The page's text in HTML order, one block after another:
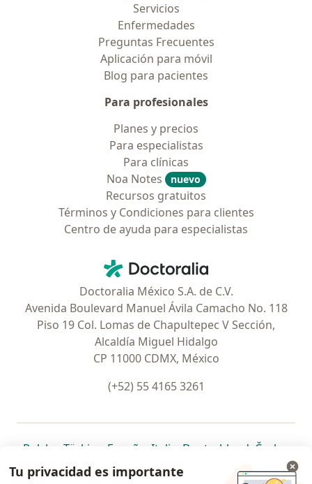
Servicios
Enfermedades
Preguntas Frecuentes
Aplicación para móvil
Blog para pacientes
Para profesionales
Planes y precios
Para especialistas
Para clínicas
Noa Notes
nuevo
Recursos gratuitos
Términos y Condiciones para clientes
Centro de ayuda para especialistas
Doctoralia - Página de inicio
Doctoralia México S.A. de C.V.
Avenida Boulevard Manuel Ávila Camacho No. 118
Piso 19 Col. Lomas de Chapultepec V Sección,
Alcaldía Miguel Hidalgo
CP 11000 CDMX, México
(+52) 55 4165 3261
Polska se abre en una nueva pestaña
Türkiye se abre en una nueva pestaña
España se abre en una nueva pestaña
Italia se abre en una nueva
Deutschlandse abre en
Česko
Portugal
se abre en una nueva pestaña
México se abre en una nueva pestaña
Chile se abre en una nueva pestaña
Brasil se abre en una nueva
se abre en
se
Tu privacidad es importante